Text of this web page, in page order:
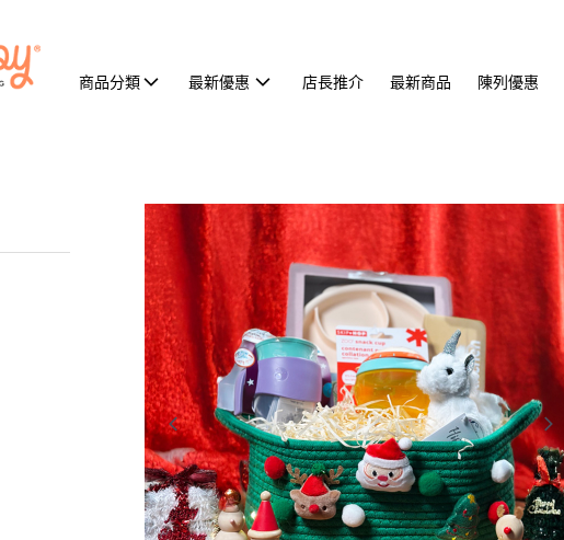
商品分類 最新優惠 店長推介 最新商品 陳列優惠